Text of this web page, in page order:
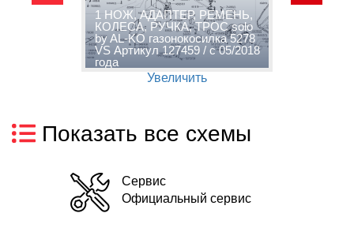
1 НОЖ, АДАПТЕР, РЕМЕНЬ,
КОЛЕСА, РУЧКА, ТРОС solo
by AL-KO газонокосилка 5278
VS Артикул 127459 / с 05/2018
года
Увеличить
Показать все схемы
Сервис
Официальный сервис